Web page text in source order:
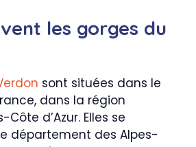
les gorges du
sont situées dans le
dans la région
d’Azur. Elles se
département des Alpes-